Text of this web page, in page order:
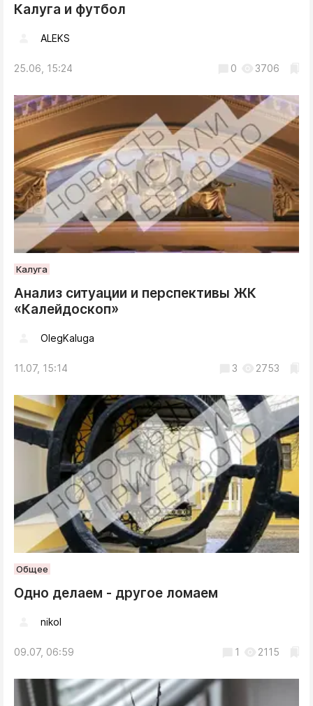
Калуга и футбол
ALEKS
25.06, 15:24 0 3706
Калуга
Анализ ситуации и перспективы ЖК
«Калейдоскоп»
OlegKaluga
11.07, 15:14 3 2753
Общее
Одно делаем - другое ломаем
nikol
09.07, 06:59 1 2115